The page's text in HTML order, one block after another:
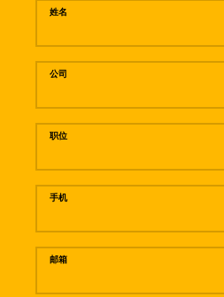
姓名
公司
职位
手机
邮箱